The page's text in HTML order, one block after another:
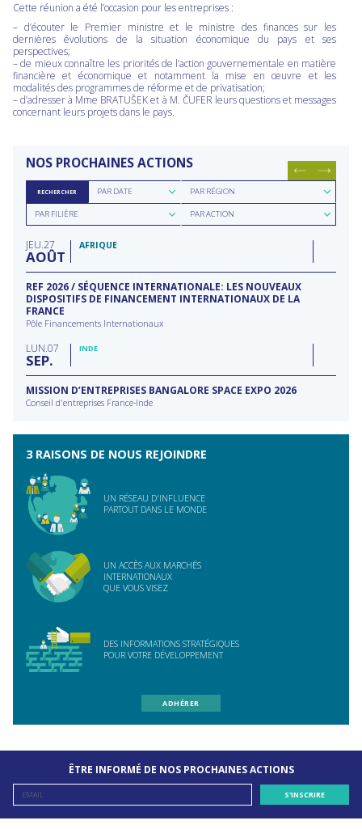
Cette réunion a été l’occasion pour les entreprises :
– d’écouter le Premier ministre et le ministre des finances sur les
dernières évolutions de la situation économique du pays et ses
perspectives;
– de mieux connaître les priorités de l’action gouvernementale en matière
financière et économique et notamment la mise en œuvre et les
modalités des programmes de réforme et de privatisation;
– d’adresser à Mme BRATUŠEK et à M. ČUFER leurs questions et messages
concernant leurs projets dans le pays.
NOS PROCHAINES ACTIONS
RECHERCHER
Rechercher
parPAR DATE
Rechercher
par
région
PAR RÉGION
Rechercher
parPAR FILIÈRE
Rechercher
parPAR ACTION
JEU 27
AOÛT
AFRIQUE
REF 2026 / SÉQUENCE INTERNATIONALE: LES NOUVEAUX
DISPOSITIFS DE FINANCEMENT INTERNATIONAUX DE LA
FRANCE
Pôle Financements Internationaux
LUN 07
SEP
INDE
MISSION D’ENTREPRISES BANGALORE SPACE EXPO 2026
Conseil d'entreprises France-Inde
3 RAISONS DE NOUS REJOINDRE
UN RÉSEAU D'INFLUENCE
PARTOUT DANS LE MONDE
UN ACCÈS AUX MARCHÉS
INTERNATIONAUX
QUE VOUS VISEZ
DES INFORMATIONS STRATÉGIQUES
POUR VOTRE DÉVELOPPEMENT
ADHÉRER
ÊTRE INFORMÉ DE NOS PROCHAINES ACTIONS